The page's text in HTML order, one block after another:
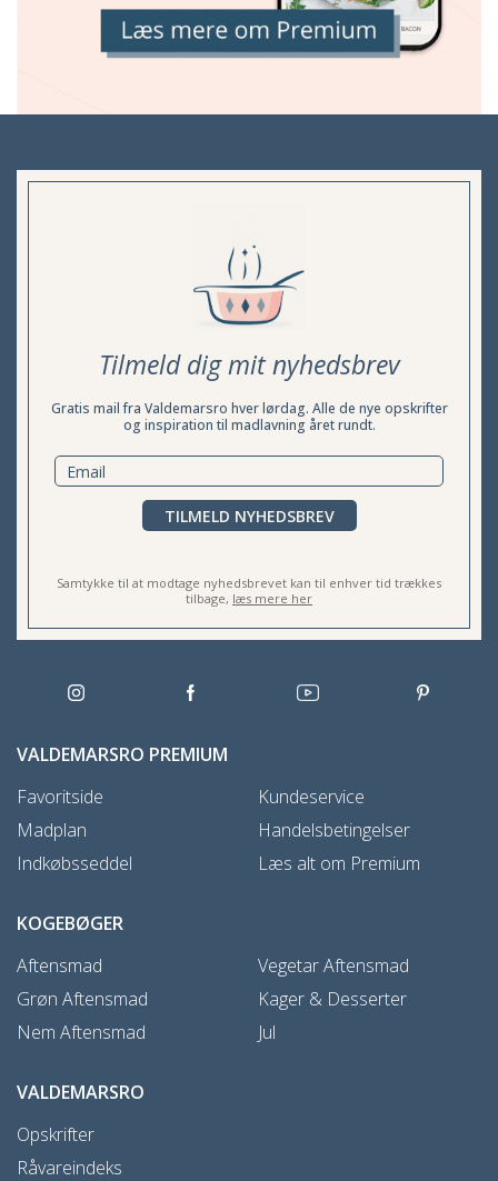
Tilmeld dig mit nyhedsbrev
Gratis mail fra Valdemarsro hver lørdag. Alle de nye opskrifter
og inspiration til madlavning året rundt.
TILMELD NYHEDSBREV
Samtykke til at modtage nyhedsbrevet kan til enhver tid trækkes
tilbage, læs mere her
VALDEMARSRO PREMIUM
Favoritside
Madplan
Indkøbsseddel
Kundeservice
Handelsbetingelser
Læs alt om Premium
KOGEBØGER
Aftensmad
Grøn Aftensmad
Nem Aftensmad
Vegetar Aftensmad
Kager & Desserter
Jul
VALDEMARSRO
Opskrifter
Råvareindeks